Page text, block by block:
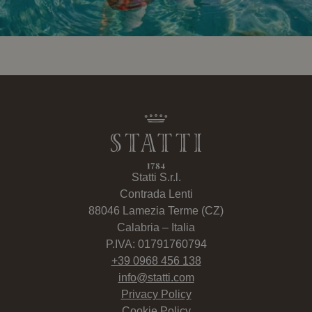
Statti S.r.l.
Contrada Lenti
88046 Lamezia Terme (CZ)
Calabria – Italia
P.IVA: 01791760794
+39 0968 456 138
info@statti.com
Privacy Policy